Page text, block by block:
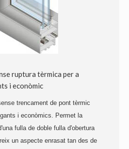
ruptura tèrmica per a
i econòmic
trencament de pont tèrmic
i econòmics. Permet la
fulla de doble fulla d'obertura
un aspecte enrasat tan des de